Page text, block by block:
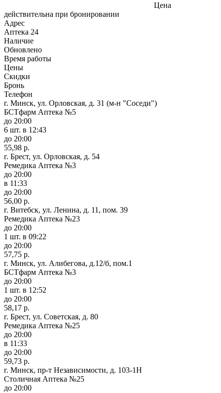
Цена
действительна при бронировании
Адрес
Аптека 24
Наличие
Обновлено
Время работы
Цены
Скидки
Бронь
Телефон
г. Минск, ул. Орловская, д. 31 (м-н "Соседи")
БСТфарм Аптека №5
до 20:00
6 шт. в 12:43
до 20:00
55,98 р.
г. Брест, ул. Орловская, д. 54
Ремедика Аптека №3
до 20:00
в 11:33
до 20:00
56,00 р.
г. Витебск, ул. Ленина, д. 11, пом. 39
Ремедика Аптека №23
до 20:00
1 шт. в 09:22
до 20:00
57,75 р.
г. Минск, ул. Алибегова, д.12/б, пом.1
БСТфарм Аптека №3
до 20:00
1 шт. в 12:52
до 20:00
58,17 р.
г. Брест, ул. Советская, д. 80
Ремедика Аптека №25
до 20:00
в 11:33
до 20:00
59,73 р.
г. Минск, пр-т Независимости, д. 103-1Н
Столичная Аптека №25
до 20:00